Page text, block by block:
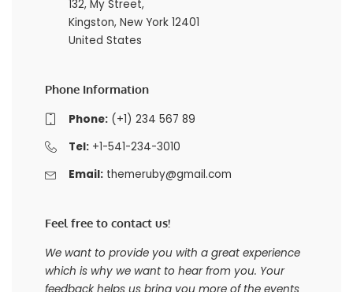
132, My Street,
Kingston, New York 12401
United States
Phone Information
Phone:(+1) 234 567 89
Tel:+1-541-234-3010
Email: themeruby@gmail.com
Feel free to contact us!
We want to provide you with a great experience
which is why we want to hear from you. Your